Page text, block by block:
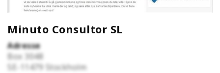
Minuto Consultor SL
Adresse
Box 3048
SE-11479 Stockholm